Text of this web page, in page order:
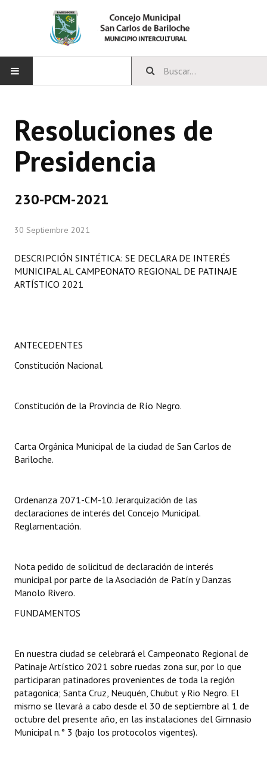
CONCEJO
Bloques Políticos
Comisiones Permanentes
Comisiones Especiales
Concejales Mandato Cumplido
Programas
Reglamento Interno
Organigrama
Informes de Gestión
Proyectos Presentados
Actas de Sesión
Actas de Audiencias Públicas
NORMATIVA
Comunicaciones
Declaraciones
Resoluciones de
Presidencia
230-PCM-2021
30 Septiembre 2021
DESCRIPCIÓN SINTÉTICA: SE DECLARA DE INTERÉS
MUNICIPAL AL CAMPEONATO REGIONAL DE PATINAJE
ARTÍSTICO 2021
ANTECEDENTES
Constitución Nacional.
Constitución de la Provincia de Río Negro.
Carta Orgánica Municipal de la ciudad de San Carlos de
Bariloche.
Ordenanza 2071-CM-10. Jerarquización de las
declaraciones de interés del Concejo Municipal.
Reglamentación.
Nota pedido de solicitud de declaración de interés
municipal por parte de la Asociación de Patín y Danzas
Manolo Rivero.
FUNDAMENTOS
En nuestra ciudad se celebrará el Campeonato Regional de
Patinaje Artístico 2021 sobre ruedas zona sur, por lo que
participaran patinadores provenientes de toda la región
patagonica; Santa Cruz, Neuquén, Chubut y Rio Negro. El
mismo se llevará a cabo desde el 30 de septiembre al 1 de
octubre del presente año, en las instalaciones del Gimnasio
Municipal n.° 3 (bajo los protocolos vigentes).